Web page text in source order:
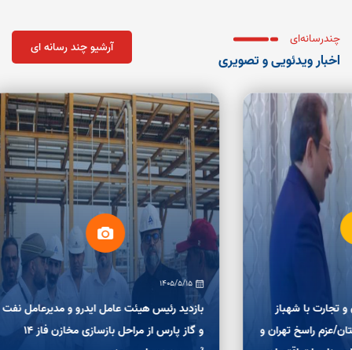
چندرسانه‌ای
اخبار ویدئویی و تصویری
آرشیو چند رسانه ای
با شهباز
راسخ تهران و
1405/5/15
بازدید رئیس هیئت عامل ایدرو و مدیرعامل نفت
و گاز پارس از مراحل بازسازی مخازن فاز ۱۴